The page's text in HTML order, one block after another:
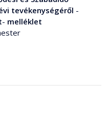
tevékenységéről -
- melléklet